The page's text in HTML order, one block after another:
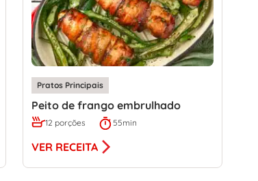
Pratos Principais
Peito de frango embrulhado
12 porções 55min
VER RECEITA